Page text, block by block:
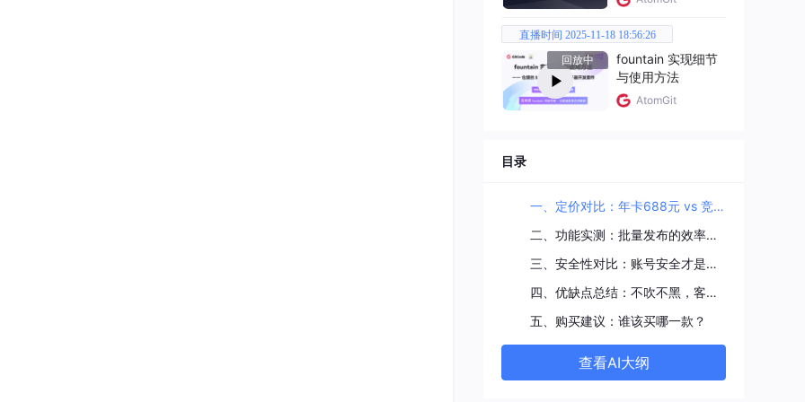
直播时间 2025-11-18 18:56:26
回放中
fountain 实现细节
与使用方法
AtomGit
目录
一、定价对比：年卡688元 vs 竞品，便宜了不止60%
二、功能实测：批量发布的效率差距到底多大？
三、安全性对比：账号安全才是真正的“护城河”
四、优缺点总结：不吹不黑，客观评价
五、购买建议：谁该买哪一款？
查看AI大纲